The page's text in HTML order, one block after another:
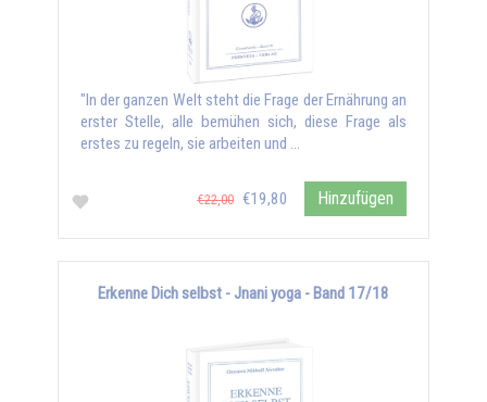
"In der ganzen Welt steht die Frage der Ernährung an
erster Stelle, alle bemühen sich, diese Frage als
erstes zu regeln, sie arbeiten und …
€22,00 €19,80 Hinzufügen
Erkenne Dich selbst - Jnani yoga - Band 17/18